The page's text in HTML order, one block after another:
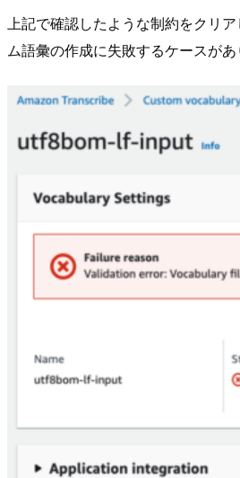
上記で確認したような制約をクリ
ム語彙の作成に失敗するケースがあ